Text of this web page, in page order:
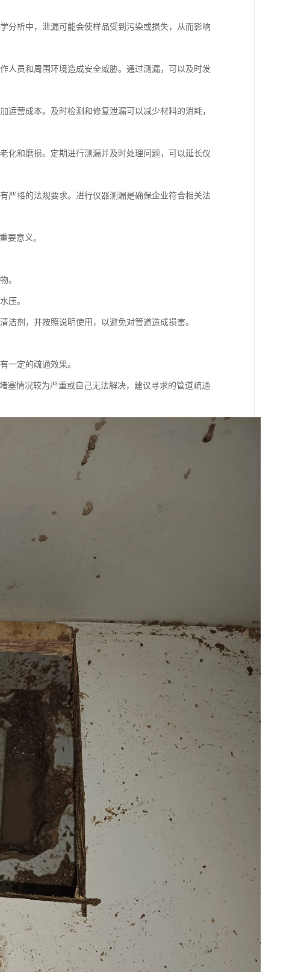
分析中，泄漏可能会使样品受到污染或损失，从而影响
人员和周围环境造成安全威胁。通过测漏，可以及时发
营成本。及时检测和修复泄漏可以减少材料的消耗，
化和磨损。定期进行测漏并及时处理问题，可以延长仪
严格的法规要求。进行仪器测漏是确保企业符合相关法
要意义。
。
压。
剂，并按照说明使用，以避免对管道造成损害。
一定的疏通效果。
塞情况较为严重或自己无法解决，建议寻求的管道疏通